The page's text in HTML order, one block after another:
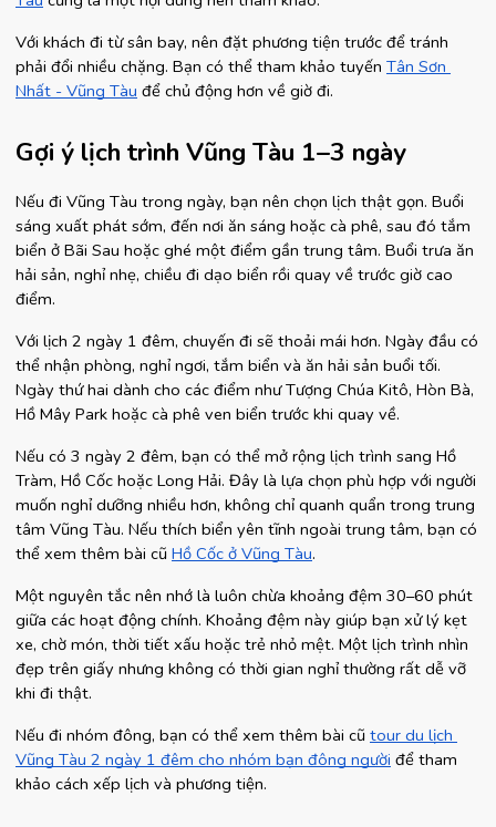
Với khách đi từ sân bay, nên đặt phương tiện trước để tránh
phải đổi nhiều chặng. Bạn có thể tham khảo tuyến Tân Sơn
Nhất - Vũng Tàu để chủ động hơn về giờ đi.
Gợi ý lịch trình Vũng Tàu 1–3 ngày
Nếu đi Vũng Tàu trong ngày, bạn nên chọn lịch thật gọn. Buổi
sáng xuất phát sớm, đến nơi ăn sáng hoặc cà phê, sau đó tắm
biển ở Bãi Sau hoặc ghé một điểm gần trung tâm. Buổi trưa ăn
hải sản, nghỉ nhẹ, chiều đi dạo biển rồi quay về trước giờ cao
điểm.
Với lịch 2 ngày 1 đêm, chuyến đi sẽ thoải mái hơn. Ngày đầu có
thể nhận phòng, nghỉ ngơi, tắm biển và ăn hải sản buổi tối.
Ngày thứ hai dành cho các điểm như Tượng Chúa Kitô, Hòn Bà,
Hồ Mây Park hoặc cà phê ven biển trước khi quay về.
Nếu có 3 ngày 2 đêm, bạn có thể mở rộng lịch trình sang Hồ
Tràm, Hồ Cốc hoặc Long Hải. Đây là lựa chọn phù hợp với người
muốn nghỉ dưỡng nhiều hơn, không chỉ quanh quẩn trong trung
tâm Vũng Tàu. Nếu thích biển yên tĩnh ngoài trung tâm, bạn có
thể xem thêm bài cũ Hồ Cốc ở Vũng Tàu.
Một nguyên tắc nên nhớ là luôn chừa khoảng đệm 30–60 phút
giữa các hoạt động chính. Khoảng đệm này giúp bạn xử lý kẹt
xe, chờ món, thời tiết xấu hoặc trẻ nhỏ mệt. Một lịch trình nhìn
đẹp trên giấy nhưng không có thời gian nghỉ thường rất dễ vỡ
khi đi thật.
Nếu đi nhóm đông, bạn có thể xem thêm bài cũ tour du lịch
Vũng Tàu 2 ngày 1 đêm cho nhóm bạn đông người để tham
khảo cách xếp lịch và phương tiện.